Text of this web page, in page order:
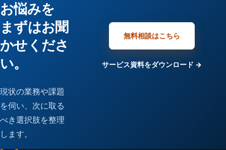
お悩みを
まずはお聞
かせくださ
い。
現状の業務や課題
を伺い、次に取る
べき選択肢を整理
します。
無料相談はこちら
サービス資料をダウンロード →